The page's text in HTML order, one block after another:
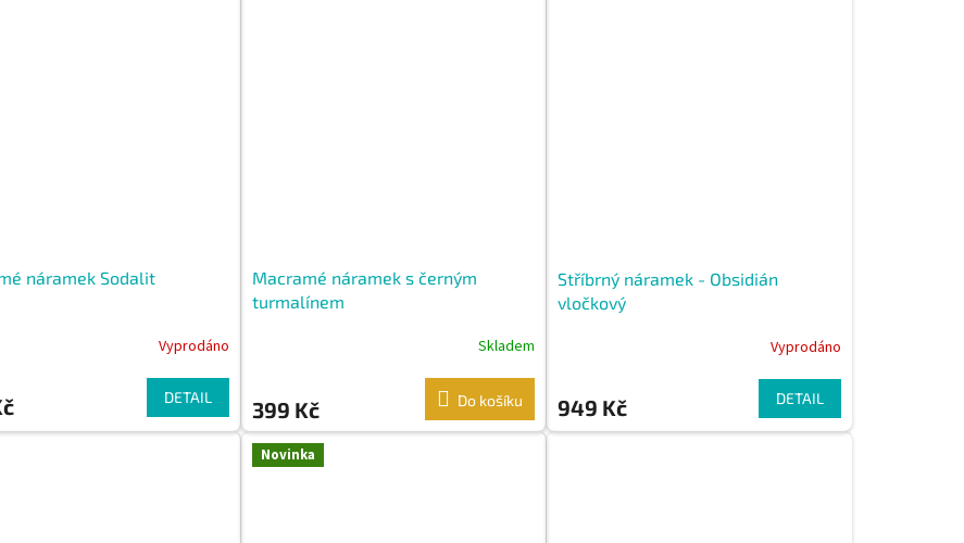
náramek Sodalit
Vyprodáno
DETAIL
Macramé náramek s černým
turmalínem
Skladem
399 Kč Do košíku
Stříbrný náramek - Obsidián
vločkový
Vyprodáno
949 Kč DETAIL
Novinka